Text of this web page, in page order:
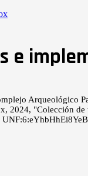
e
2024, "Colección